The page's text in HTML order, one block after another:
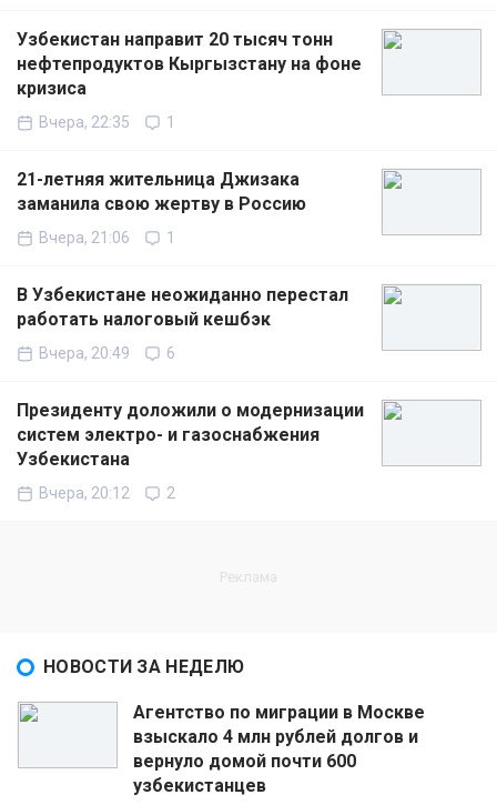
Узбекистан направит 20 тысяч тонн
нефтепродуктов Кыргызстану на фоне
кризиса
Вчера, 22:35 1
21-летняя жительница Джизака
заманила свою жертву в Россию
Вчера, 21:06 1
В Узбекистане неожиданно перестал
работать налоговый кешбэк
Вчера, 20:49 6
Президенту доложили о модернизации
систем электро- и газоснабжения
Узбекистана
Вчера, 20:12 2
НОВОСТИ ЗА НЕДЕЛЮ
Агентство по миграции в Москве
взыскало 4 млн рублей долгов и
вернуло домой почти 600
узбекистанцев